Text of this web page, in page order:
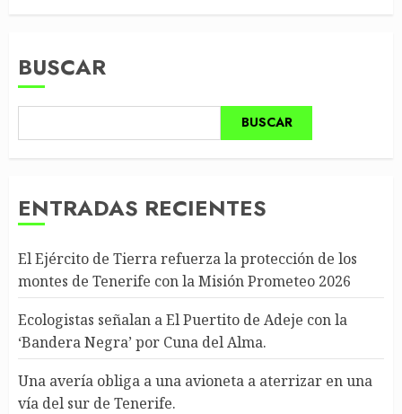
BUSCAR
BUSCAR
ENTRADAS RECIENTES
El Ejército de Tierra refuerza la protección de los
montes de Tenerife con la Misión Prometeo 2026
Ecologistas señalan a El Puertito de Adeje con la
‘Bandera Negra’ por Cuna del Alma.
Una avería obliga a una avioneta a aterrizar en una
vía del sur de Tenerife.